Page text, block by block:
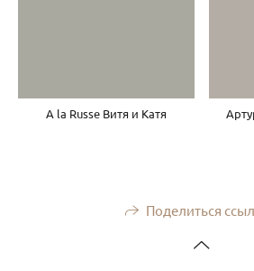
A la Russe Витя и Катя
Поделиться